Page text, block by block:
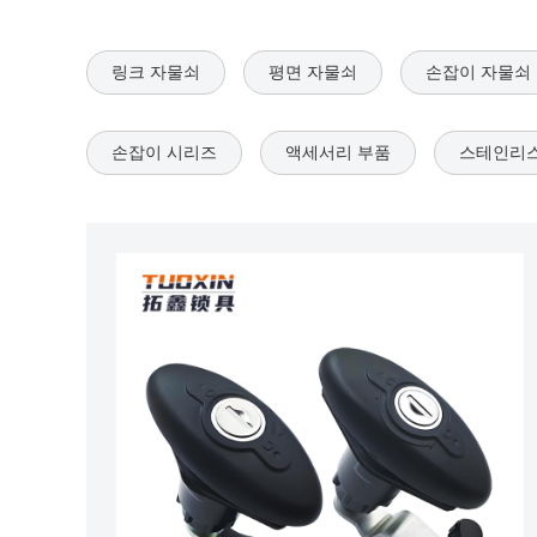
링크 자물쇠 평면 자물쇠 손잡이 자물쇠
손잡이 시리즈 액세서리 부품 스테인리